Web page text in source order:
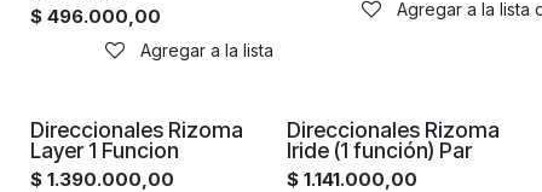
$ 496.000,00
Agregar a la lista de deseos
Agregar a la lista
Direccionales Rizoma
Layer 1 Funcion
$ 1.390.000,00
Direccionales Rizoma
Iride (1 función) Par
$1.141.000,00